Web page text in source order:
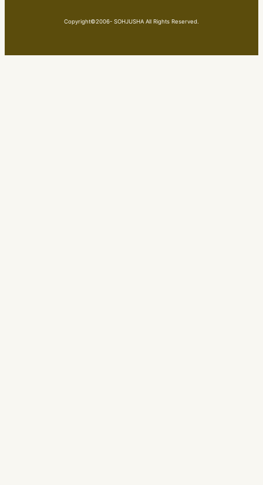
Copyright©2006- SOHJUSHA All Rights Reserved.